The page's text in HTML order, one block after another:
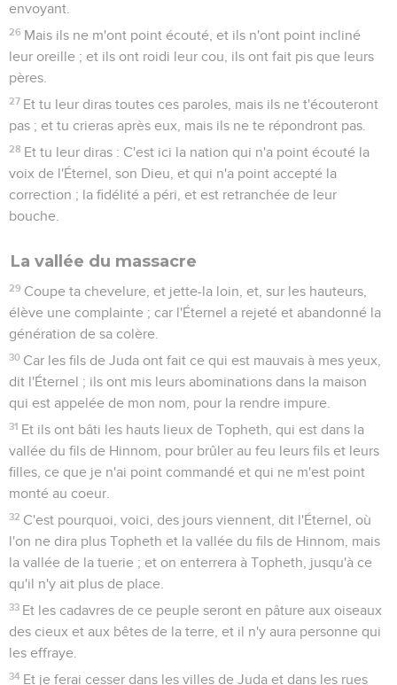
envoyant.
26 Mais ils ne m'ont point écouté, et ils n'ont point incliné
leur oreille ; et ils ont roidi leur cou, ils ont fait pis que leurs
pères.
27 Et tu leur diras toutes ces paroles, mais ils ne t'écouteront
pas ; et tu crieras après eux, mais ils ne te répondront pas.
28 Et tu leur diras : C'est ici la nation qui n'a point écouté la
voix de l'Éternel, son Dieu, et qui n'a point accepté la
correction ; la fidélité a péri, et est retranchée de leur
bouche.
La vallée du massacre
29 Coupe ta chevelure, et jette-la loin, et, sur les hauteurs,
élève une complainte ; car l'Éternel a rejeté et abandonné la
génération de sa colère.
30 Car les fils de Juda ont fait ce qui est mauvais à mes yeux,
dit l'Éternel ; ils ont mis leurs abominations dans la maison
qui est appelée de mon nom, pour la rendre impure.
31 Et ils ont bâti les hauts lieux de Topheth, qui est dans la
vallée du fils de Hinnom, pour brûler au feu leurs fils et leurs
filles, ce que je n'ai point commandé et qui ne m'est point
monté au coeur.
32 C'est pourquoi, voici, des jours viennent, dit l'Éternel, où
l'on ne dira plus Topheth et la vallée du fils de Hinnom, mais
la vallée de la tuerie ; et on enterrera à Topheth, jusqu'à ce
qu'il n'y ait plus de place.
33 Et les cadavres de ce peuple seront en pâture aux oiseaux
des cieux et aux bêtes de la terre, et il n'y aura personne qui
les effraye.
34 Et je ferai cesser dans les villes de Juda et dans les rues